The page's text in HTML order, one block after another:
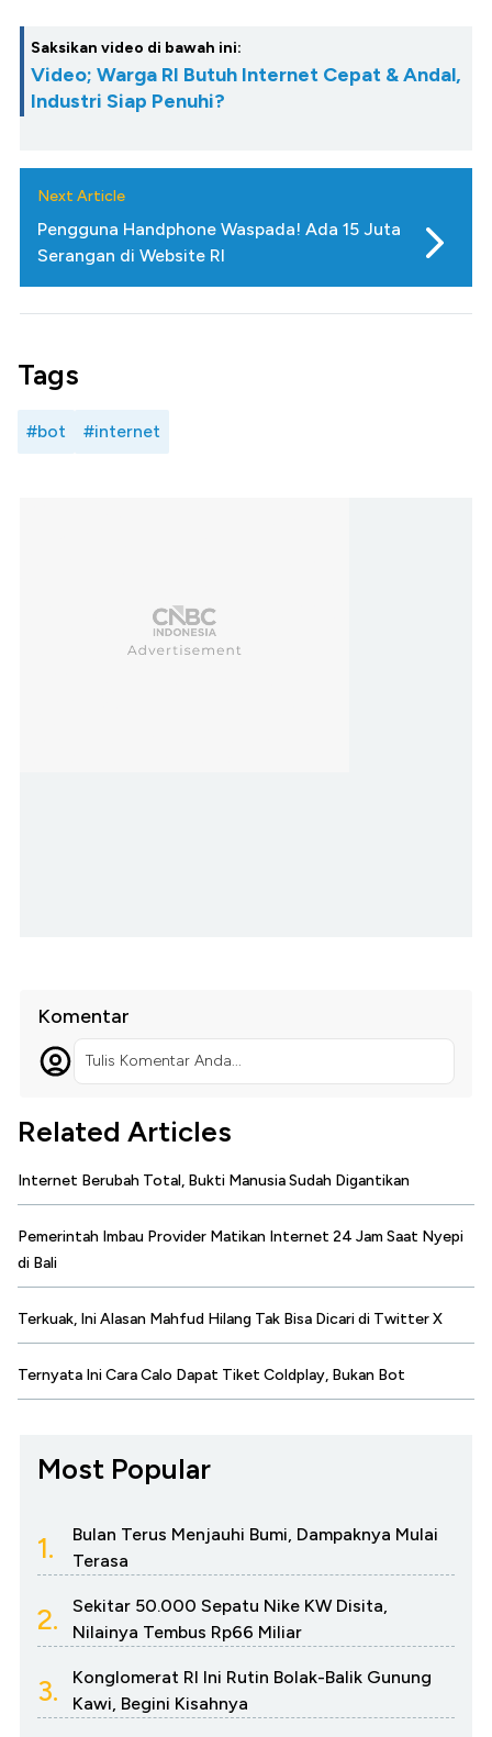
Saksikan video di bawah ini:
Video; Warga RI Butuh Internet Cepat & Andal,
Industri Siap Penuhi?
Next Article
Pengguna Handphone Waspada! Ada 15 Juta
Serangan di Website RI
Tags
#bot #internet
Komentar
Tulis Komentar Anda...
Related Articles
Internet Berubah Total, Bukti Manusia Sudah Digantikan
Pemerintah Imbau Provider Matikan Internet 24 Jam Saat Nyepi
di Bali
Terkuak, Ini Alasan Mahfud Hilang Tak Bisa Dicari di Twitter X
Ternyata Ini Cara Calo Dapat Tiket Coldplay, Bukan Bot
Most Popular
1.
Bulan Terus Menjauhi Bumi, Dampaknya Mulai
Terasa
2.
Sekitar 50.000 Sepatu Nike KW Disita,
Nilainya Tembus Rp66 Miliar
3.
Konglomerat RI Ini Rutin Bolak-Balik Gunung
Kawi, Begini Kisahnya